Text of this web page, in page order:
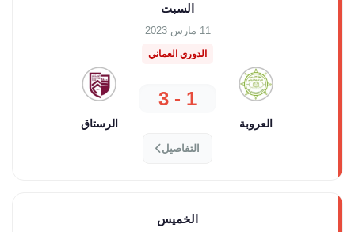
السبت
11 مارس 2023
الدوري العماني
العروبة
1 - 3
الرستاق
التفاصيل
الخميس